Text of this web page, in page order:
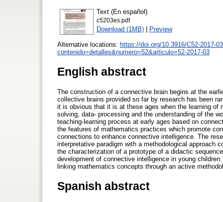
Text (En español)
c5203es.pdf
Download (1MB) | Preview
Alternative locations: https://doi.org/10.3916/C52-2017-03
contenido=detalles&numero=52&articulo=52-2017-03
English abstract
The construction of a connective brain begins at the
collective brains provided so far by research has been
it is obvious that it is at these ages when the learning
solving, data- processing and the understanding of the
teaching-learning process at early ages based on
the features of mathematics practices which promote
connections to enhance connective intelligence. The
interpretative paradigm with a methodological approach
the characterization of a prototype of a didactic
development of connective intelligence in young
linking mathematics concepts through an active
Spanish abstract